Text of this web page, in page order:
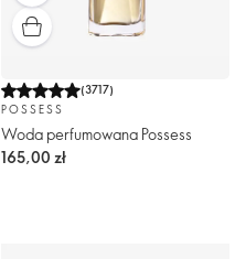
(3717)
POSSESS
Woda perfumowana Possess
165,00 zł